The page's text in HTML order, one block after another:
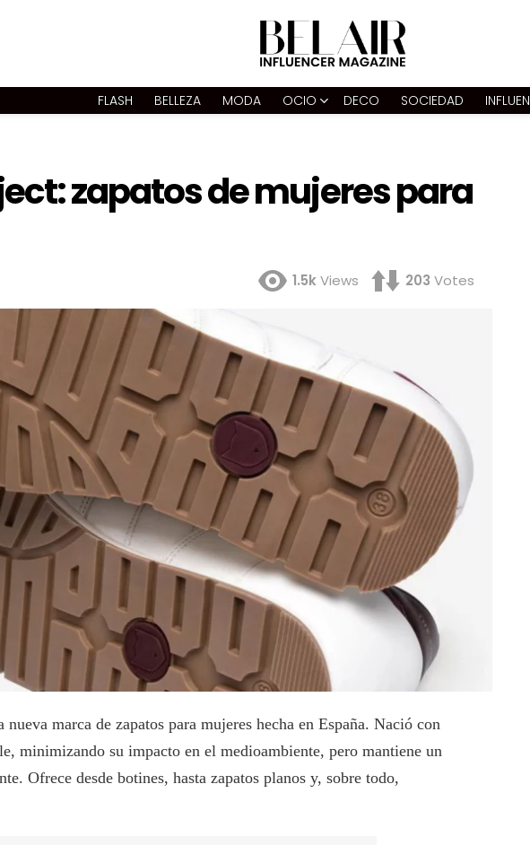
FLASH BELLEZA MODA OCIO DECO SOCIEDAD
zapatos de mujeres para
1.5kViews 203 Votes
nueva marca de zapatos para mujeres hecha en España. Nació con
minimizando su impacto en el medioambiente, pero mantiene un
Ofrece desde botines, hasta zapatos planos y, sobre todo,